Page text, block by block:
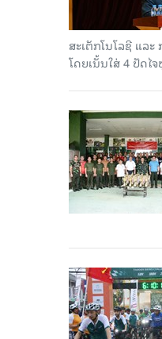
ສະເຕັກໂນໂລຊີ ແລ
ໂດຍເນັ້ນໃສ່ 4 ປັດໄ